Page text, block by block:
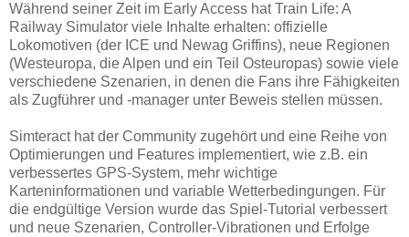
Während seiner Zeit im Early Access hat Train Life: A
Railway Simulator viele Inhalte erhalten: offizielle
Lokomotiven (der ICE und Newag Griffins), neue Regionen
(Westeuropa, die Alpen und ein Teil Osteuropas) sowie viele
verschiedene Szenarien, in denen die Fans ihre Fähigkeiten
als Zugführer und -manager unter Beweis stellen müssen.
Simteract hat der Community zugehört und eine Reihe von
Optimierungen und Features implementiert, wie z.B. ein
verbessertes GPS-System, mehr wichtige
Karteninformationen und variable Wetterbedingungen. Für
die endgültige Version wurde das Spiel-Tutorial verbessert
und neue Szenarien, Controller-Vibrationen und Erfolge